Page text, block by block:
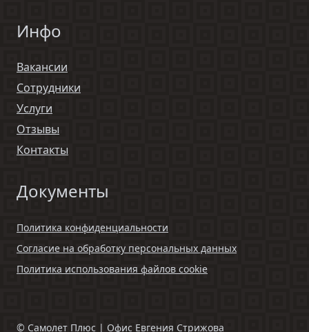
Инфо
Вакансии
Сотрудники
Услуги
Отзывы
Контакты
Документы
Политика конфиденциальности
Согласие на обработку персональных данных
Политика использования файлов cookie
© Самолет Плюс | Офис Евгения Стрижова